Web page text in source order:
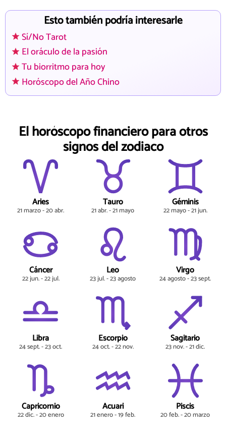
Esto también podría interesarle
Sí/No Tarot
El oráculo de la pasión
Tu biorritmo para hoy
Horóscopo del Año Chino
El horóscopo financiero para otros
signos del zodiaco
Aries
21 marzo - 20 abr.
Tauro
21 abr. - 21 mayo
Géminis
22 mayo - 21 jun.
Cáncer
22 jun. - 22 jul.
Leo
23 jul. - 23 agosto
Virgo
24 agosto - 23 sept.
Libra
24 sept. - 23 oct.
Escorpio
24 oct. - 22 nov.
Sagitario
23 nov. - 21 dic.
Capricornio
22 dic. - 20 enero
Acuari
21 enero - 19 feb.
Piscis
20 feb. - 20 marzo